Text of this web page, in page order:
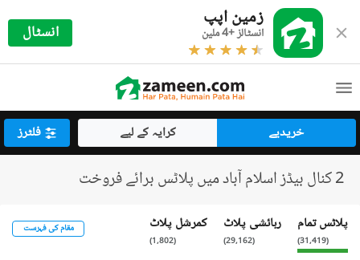
زمین اپپ
انسٹالز +4 ملین انسٹال
خریدیے کرایہ کے لیے فلٹرز
2 کنال بیڈز اسلام آباد میں پلاٹس برائے فروخت
پلاٹس تمام
(
31,419
)
رہائشی پلاٹ
(
29,162
)
کمرشل پلاٹ
(
1,802
)
مقام کی فہرست